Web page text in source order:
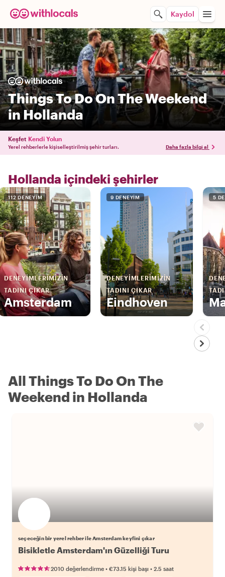
Kaydol
Things To Do On The Weekend
in Hollanda
Keşfet Kendi Yolun
Yerel rehberlerle kişiselleştirilmiş şehir turları. Daha fazla bilgi al
Hollanda içindeki şehirler
112 DENEYIM
DENEYIMLERIMIZIN
TADINI ÇIKAR
Amsterdam
9 DENEYIM
DENEYIMLERIMIZIN
TADINI ÇIKAR
Eindhoven
5
All Things To Do On The
Weekend in Hollanda
seçeceğin bir yerel rehber ile Amsterdam keyfini çıkar
Bisikletle Amsterdam'ın Güzelliği Turu
2010 değerlendirme • €73.15 kişi başı • 2.5 saat